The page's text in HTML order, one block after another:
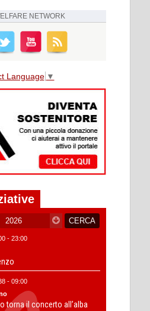
NETWORK
Language ▼
- 23:00
- 09:00
torna il concerto all’alba